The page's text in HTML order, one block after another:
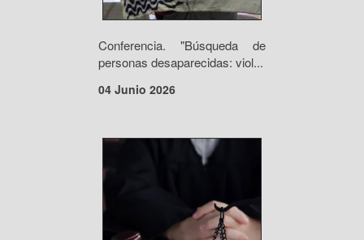
Conferencia. "Búsqueda de
personas desaparecidas: viol...
04 Junio 2026